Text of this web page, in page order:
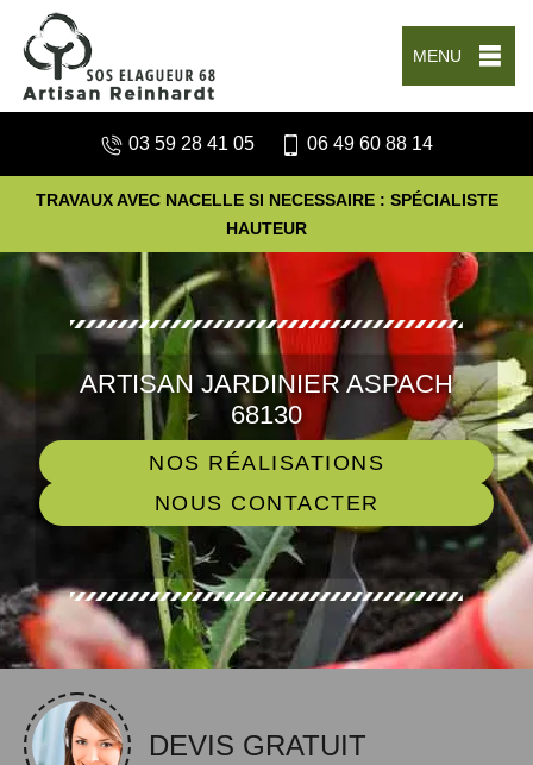
MENU
03 59 28 41 05 06 49 60 88 14
TRAVAUX AVEC NACELLE SI NECESSAIRE : SPÉCIALISTE
HAUTEUR
ARTISAN JARDINIER ASPACH
68130
NOS RÉALISATIONS
NOUS CONTACTER
DEVIS GRATUIT